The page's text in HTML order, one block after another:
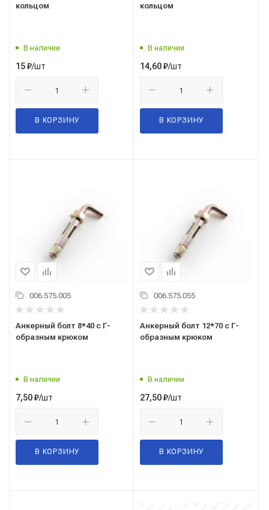
кольцом
В наличии
15₽/шт
В КОРЗИНУ
кольцом
В наличии
14,60₽/шт
В КОРЗИНУ
006.575.005
Анкерный болт 8*40 с Г-
образным крюком
В наличии
7,50₽/шт
В КОРЗИНУ
006.575.055
Анкерный болт 12*70 с Г-
образным крюком
В наличии
27,50₽/шт
В КОРЗИНУ